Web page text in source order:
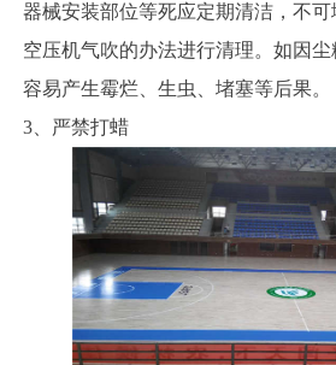
器械安装部位等死应定期清洁，不
空压机气吹的办法进行清理。如因
容易产生霉烂、生虫、堵塞等后果。
3、严禁打蜡